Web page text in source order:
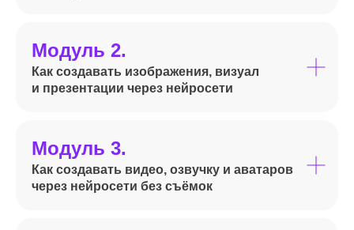
Модуль 2.
Как создавать изображения, визуал
и презентации через нейросети
Модуль 3.
Как создавать видео, озвучку и аватаров
через нейросети без съёмок